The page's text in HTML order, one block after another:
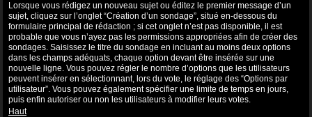
Lorsque vous rédigez un nouveau sujet ou éditez le premier message d’un
sujet, cliquez sur l’onglet “Création d’un sondage”, situé en-dessous du
formulaire principal de rédaction ; si cet onglet n’est pas disponible, il est
probable que vous n’ayez pas les permissions appropriées afin de créer des
sondages. Saisissez le titre du sondage en incluant au moins deux options
dans les champs adéquats, chaque option devant être insérée sur une
nouvelle ligne. Vous pouvez régler le nombre d’options que les utilisateurs
peuvent insérer en sélectionnant, lors du vote, le réglage des “Options par
utilisateur”. Vous pouvez également spécifier une limite de temps en jours,
puis enfin autoriser ou non les utilisateurs à modifier leurs votes.
Haut